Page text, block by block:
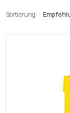
Sortierung: